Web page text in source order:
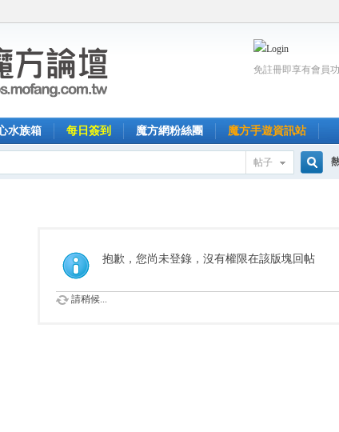
免註冊即享有會員
水族箱 每日簽到 魔方網粉絲團 魔方手遊資訊站
帖子
索
抱歉，您尚未登錄，沒有權限在該版塊回帖
請稍候...